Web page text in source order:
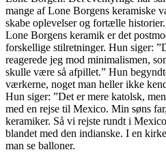
mange af Lone Borgens keramiske
skabe oplevelser og fortælle
Lone Borgens keramik er det
forskellige stilretninger. Hun siger:
reagerede jeg mod minimalismen,
skulle være så afpillet.” Hun
værkerne, noget man heller ikke
Hun siger: ”Det er mere katolsk,
med en rejse til Mexico. Min søns
keramiker. Så vi rejste rundt i
blandet med den indianske. I en
man se balloner.